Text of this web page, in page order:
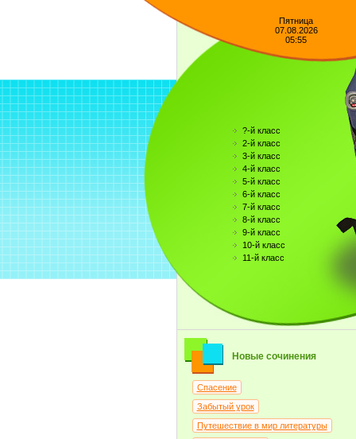
Пятница
07.08.2026
05:55
?-й класс
2-й класс
3-й класс
4-й класс
5-й класс
6-й класс
7-й класс
8-й класс
9-й класс
10-й класс
11-й класс
Новые сочинения
Спасение
Забытый урок
Путешествие в мир литературы